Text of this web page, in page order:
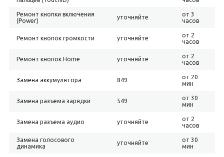
Ремонт кнопки включения
(Power)
уточняйте
от 3
часов
Ремонт кнопок громкости уточняйте
от 2
часов
Ремонт кнопок Home уточняйте
от 2
часов
Замена аккумулятора 849
от 20
мин
Замена разъема зарядки 549
от 30
мин
Замена разъема аудио уточняйте
от 2
часов
Замена голосового
динамика
уточняйте
от 30
мин